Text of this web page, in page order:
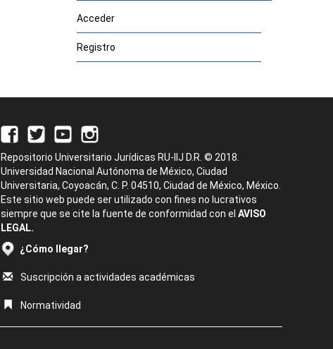
Acceder
Registro
Repositorio Universitario Jurídicas RU-IIJ D.R. © 2018.
Universidad Nacional Autónoma de México, Ciudad
Universitaria, Coyoacán, C. P. 04510, Ciudad de México, México.
Este sitio web puede ser utilizado con fines no lucrativos
siempre que se cite la fuente de conformidad con el AVISO
LEGAL.
¿Cómo llegar?
Suscripción a actividades académicas
Normatividad